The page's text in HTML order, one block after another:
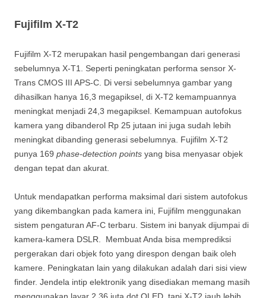
Fujifilm X-T2
Fujifilm X-T2 merupakan hasil pengembangan dari generasi
sebelumnya X-T1. Seperti peningkatan performa sensor X-
Trans CMOS III APS-C. Di versi sebelumnya gambar yang
dihasilkan hanya 16,3 megapiksel, di X-T2 kemampuannya
meningkat menjadi 24,3 megapiksel. Kemampuan autofokus
kamera yang dibanderol Rp 25 jutaan ini juga sudah lebih
meningkat dibanding generasi sebelumnya. Fujifilm X-T2
punya 169 phase-detection points yang bisa menyasar objek
dengan tepat dan akurat.
Untuk mendapatkan performa maksimal dari sistem autofokus
yang dikembangkan pada kamera ini, Fujifilm menggunakan
sistem pengaturan AF-C terbaru. Sistem ini banyak dijumpai di
kamera-kamera DSLR. Membuat Anda bisa memprediksi
pergerakan dari objek foto yang direspon dengan baik oleh
kamere. Peningkatan lain yang dilakukan adalah dari sisi view
finder. Jendela intip elektronik yang disediakan memang masih
menggunakan layar 2,36 juta dot OLED, tapi X-T2 jauh lebih